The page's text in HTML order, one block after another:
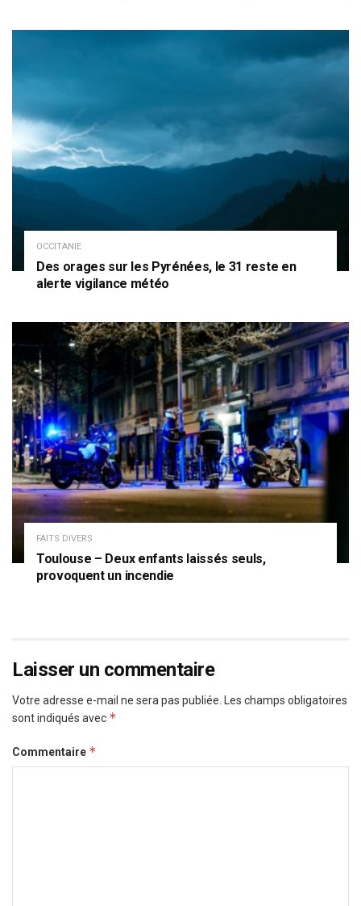
OCCITANIE
Des orages sur les Pyrénées, le 31 reste en
alerte vigilance météo
FAITS DIVERS
Toulouse – Deux enfants laissés seuls,
provoquent un incendie
Laisser un commentaire
Votre adresse e-mail ne sera pas publiée.
Les champs obligatoires
sont indiqués avec *
Commentaire *